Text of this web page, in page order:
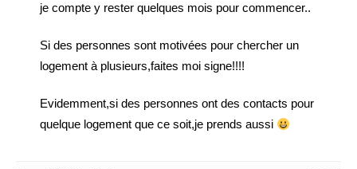
je compte y rester quelques mois pour commencer..
Si des personnes sont motivées pour chercher un
logement à plusieurs,faites moi signe!!!!
Evidemment,si des personnes ont des contacts pour
quelque logement que ce soit,je prends aussi